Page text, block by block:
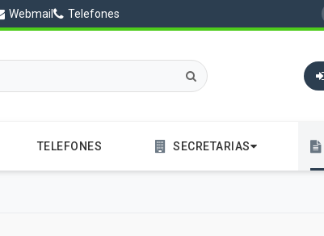
Webmail Telefones
TELEFONES SECRETARIAS